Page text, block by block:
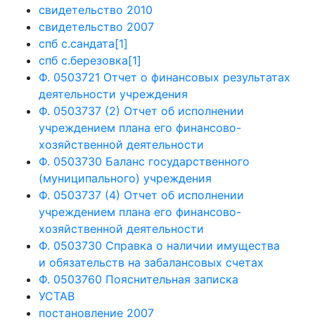
свидетельство 2010
свидетельство 2007
спб с.сандата[1]
спб с.березовка[1]
Ф. 0503721 Отчет о финансовых результатах
деятельности учреждения
Ф. 0503737 (2) Отчет об исполнении
учреждением плана его финансово-
хозяйственной деятельности
Ф. 0503730 Баланс государственного
(муниципального) учреждения
Ф. 0503737 (4) Отчет об исполнении
учреждением плана его финансово-
хозяйственной деятельности
Ф. 0503730 Справка о наличии имущества
и обязательств на забалансовых счетах
Ф. 0503760 Пояснительная записка
УСТАВ
постановление 2007